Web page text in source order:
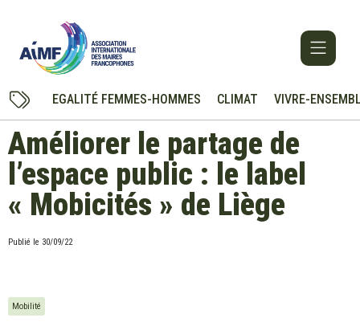
EGALITÉ FEMMES-HOMMES CLIMAT VIVRE-
Améliorer le partage de
l’espace public : le label
« Mobicités » de Liège
Publié le 30/09/22
Mobilité